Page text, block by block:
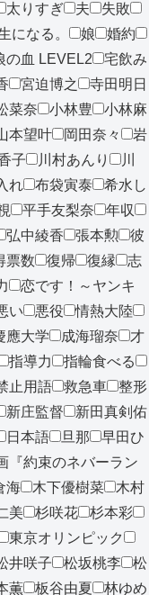
太りすぎ 夫
失敗
になる。 娘
婚約
の血 LEVEL2
宅飲み
宮迫博之
寺田明日
菜奈 小林豊
小林麻
本望叶 岡田奈々
岩
子 川村あんり
川
れ 布袋寅泰
希水し
平手友梨奈
年収
弘中綾香 張本勲
彼
票数 復帰 復縁
志
恋です！～ヤンキ
い 悪役
情熱大陸
應大学 成海瑠奈
才
指導力
指輪食べる
止用語 救急車
整形
新庄監督
新田真剣佑
日本語 旦那
早田ひ
『約束のネバーラン
海 木下優樹菜
木村
美 杉咲花
杉本彩
東京オリンピック
井咲子 松坂桃李
松
薫 板谷由夏 林ゆめ